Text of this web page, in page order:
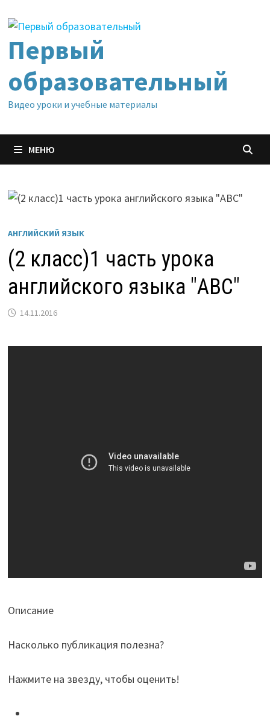
содержимому
Первый
образовательный
Видео уроки и учебные материалы
МЕНЮ
АНГЛИЙСКИЙ ЯЗЫК
(2 класс)1 часть урока
английского языка "ABC"
14.11.2016
Описание
Насколько публикация полезна?
Нажмите на звезду, чтобы оценить!